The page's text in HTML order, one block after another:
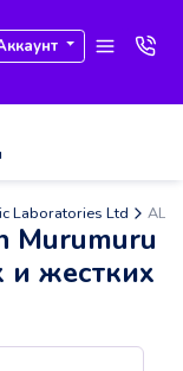
Laboratories Ltd
Murumuru
жестких